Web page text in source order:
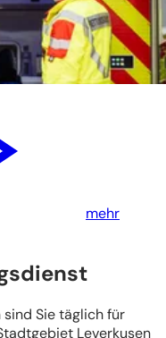
mehr
Sie täglich für
Leverkusen